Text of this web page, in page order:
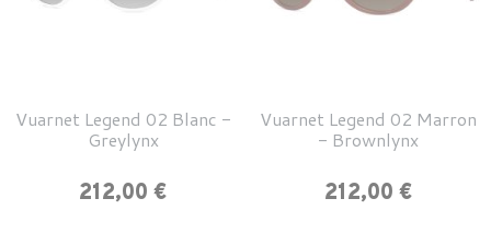
Vuarnet Legend 02 Blanc -
Greylynx
Prix
212,00 €
Vuarnet Legend 02 Marron
- Brownlynx
Prix
212,00 €